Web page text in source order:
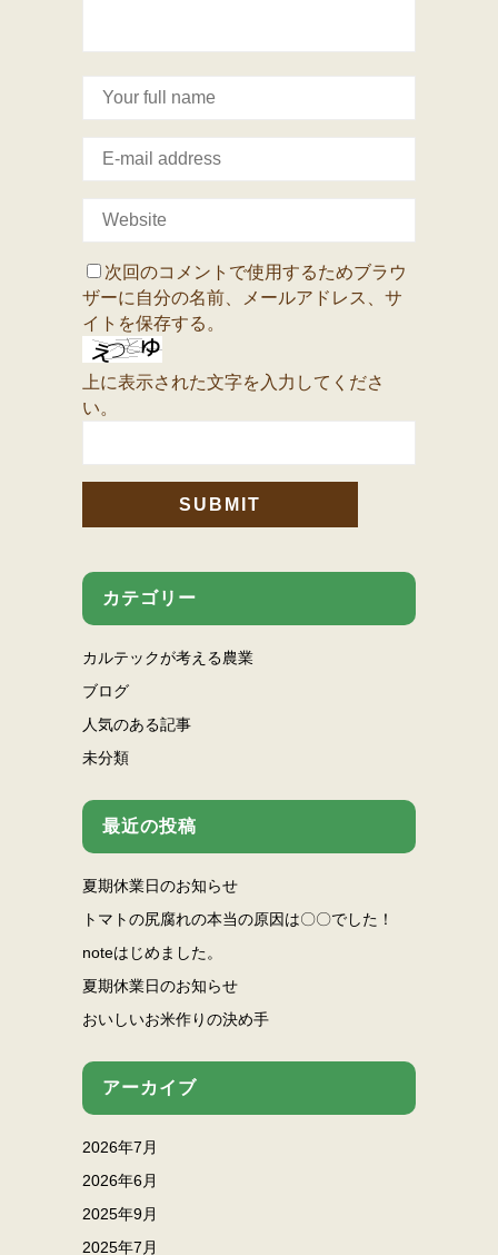
次回のコメントで使用するためブラウ
ザーに自分の名前、メールアドレス、サ
イトを保存する。
上に表示された文字を入力してくださ
い。
カテゴリー
カルテックが考える農業
ブログ
人気のある記事
未分類
最近の投稿
夏期休業日のお知らせ
トマトの尻腐れの本当の原因は〇〇でした！
noteはじめました。
夏期休業日のお知らせ
おいしいお米作りの決め手
アーカイブ
2026年7月
2026年6月
2025年9月
2025年7月